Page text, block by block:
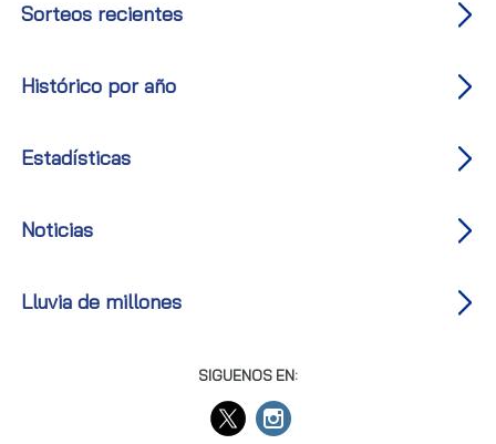
Sorteos recientes
Histórico por año
Estadísticas
Noticias
Lluvia de millones
SIGUENOS EN: